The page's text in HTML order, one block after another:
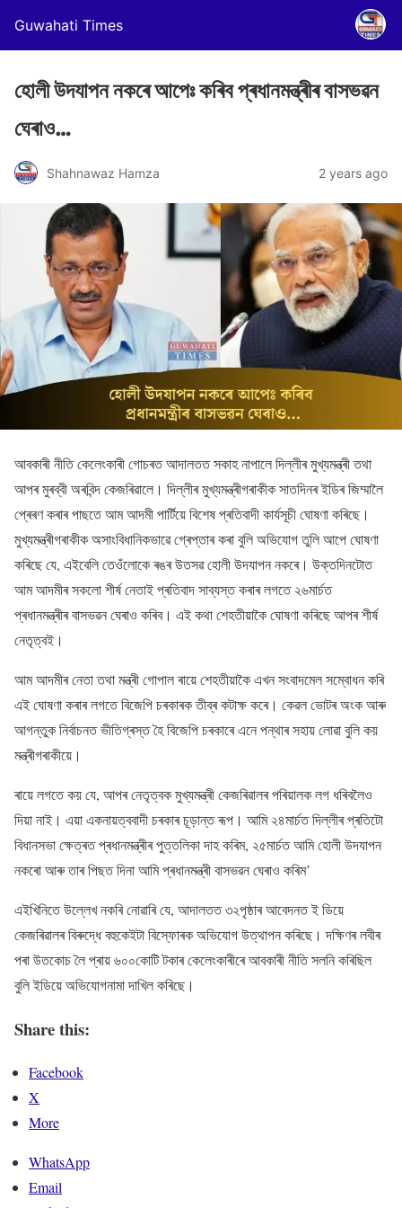
Guwahati Times
হোলী উদযাপন নকৰে আপেঃ কৰিব প্ৰধানমন্ত্ৰীৰ বাসভৱন
ঘেৰাও…
Shahnawaz Hamza 2 years ago
আবকাৰী নীতি কেলেংকাৰী গোচৰত আদালতত সকাহ নাপালে দিল্লীৰ মুখ্যমন্ত্ৰী তথা
আপৰ মুৰব্বী অৰবিন্দ কেজৰিৱালে। দিল্লীৰ মুখ্যমন্ত্ৰীগৰাকীক সাতদিনৰ ইডিৰ জিম্মালৈ
প্ৰেৰণ কৰাৰ পাছতে আম আদমী পাৰ্টিয়ে বিশেষ প্ৰতিবাদী কাৰ্যসূচী ঘোষণা কৰিছে।
মুখ্যমন্ত্ৰীগৰাকীক অসাংবিধানিকভাৱে গ্ৰেপ্তাৰ কৰা বুলি অভিযোগ তুলি আপে ঘোষণা
কৰিছে যে, এইবেলি তেওঁলোকে ৰঙৰ উতসৱ হোলী উদযাপন নকৰে। উক্তদিনটোত
আম আদমীৰ সকলো শীৰ্ষ নেতাই প্ৰতিবাদ সাব্যস্ত কৰাৰ লগতে ২৬মাৰ্চত
প্ৰধানমন্ত্ৰীৰ বাসভৱন ঘেৰাও কৰিব। এই কথা শেহতীয়াকৈ ঘোষণা কৰিছে আপৰ শীৰ্ষ
নেতৃত্বই।
আম আদমীৰ নেতা তথা মন্ত্ৰী গোপাল ৰায়ে শেহতীয়াকৈ এখন সংবাদমেল সম্বোধন কৰি
এই ঘোষণা কৰাৰ লগতে বিজেপি চৰকাৰক তীব্ৰ কটাক্ষ কৰে। কেৱল ভোটৰ অংক আৰু
আগন্তুক নিৰ্বাচনত ভীতিগ্ৰস্ত হৈ বিজেপি চৰকাৰে এনে পন্থাৰ সহায় লোৱা বুলি কয়
মন্ত্ৰীগৰাকীয়ে।
ৰায়ে লগতে কয় যে, আপৰ নেতৃত্বক মুখ্যমন্ত্ৰী কেজৰিৱালৰ পৰিয়ালক লগ ধৰিবলৈও
দিয়া নাই। এয়া একনায়ত্ববাদী চৰকাৰ চূড়ান্ত ৰূপ। আমি ২৪মাৰ্চত দিল্লীৰ প্ৰতিটো
বিধানসভা ক্ষেত্ৰত প্ৰধানমন্ত্ৰীৰ পুত্তলিকা দাহ কৰিম, ২৫মাৰ্চত আমি হোলী উদযাপন
নকৰো আৰু তাৰ পিছত দিনা আমি প্ৰধানমন্ত্ৰী বাসভৱন ঘেৰাও কৰিম’
এইখিনিতে উল্লেখ নকৰি নোৱাৰি যে, আদালতত ৩২পৃষ্ঠাৰ আবেদনত ই ডিয়ে
কেজৰিৱালৰ বিৰুদ্ধে বহুকেইটা বিস্ফোৰক অভিযোগ উত্থাপন কৰিছে। দক্ষিণৰ লবীৰ
পৰা উতকোচ লৈ প্ৰায় ৬০০কোটি টকাৰ কেলেংকাৰীৰে আবকাৰী নীতি সলনি কৰিছিল
বুলি ইডিয়ে অভিযোগনামা দাখিল কৰিছে।
Share this:
Facebook
X
More
WhatsApp
Email